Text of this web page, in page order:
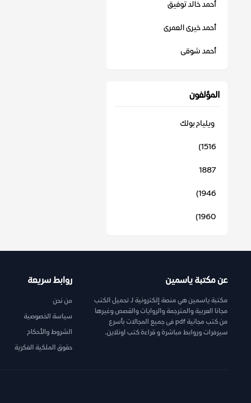
أحمد خالد توفيق
أحمد خيرى العمرى
أحمد شوقى
المؤلفون
‬ ويليام بولك
1516)
1887
1946)
1960)
عن مكتبة ياسمين
مكتبة ياسمين هي منصة إلكترونية لـ تحميل الكتب
مجانا العربية والمترجمة والروايات والقصص وغيرها
من كتب مجانية pdf فى جميع المجالات بأسرع
سيرفرات وروابط مباشرة و قراءة كتب اونلاين.
روابط سريعة
من نحن
سياسة الخصوصية
الشروط والأحكام
حقوق الملكية الفكرية